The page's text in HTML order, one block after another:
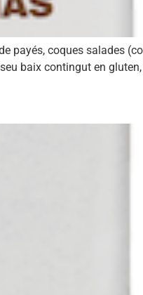
payés, coques salades
baix contingut en